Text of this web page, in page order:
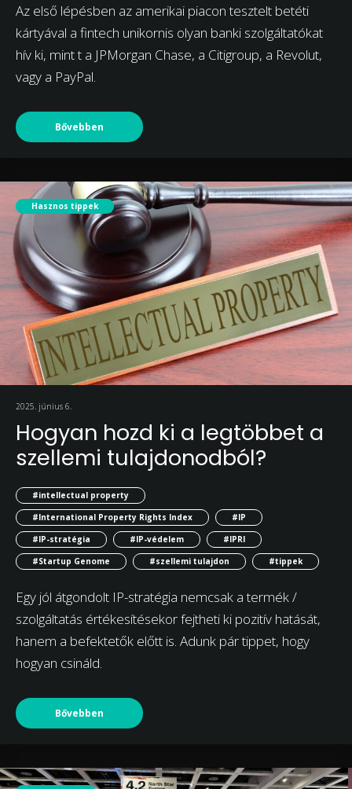
Az első lépésben az amerikai piacon tesztelt betéti
kártyával a fintech unikornis olyan banki szolgáltatókat
hív ki, mint t a JPMorgan Chase, a Citigroup, a Revolut,
vagy a PayPal.
Bővebben
Hasznos tippek
2025. június 6.
Hogyan hozd ki a legtöbbet a
szellemi tulajdonodból?
#intellectual property
#International Property Rights Index
#IP
#IP-stratégia
#IP-védelem
#IPRI
#Startup Genome
#szellemi tulajdon #tippek
Egy jól átgondolt IP-stratégia nemcsak a termék /
szolgáltatás értékesítésekor fejtheti ki pozitív hatását,
hanem a befektetők előtt is. Adunk pár tippet, hogy
hogyan csináld.
Bővebben